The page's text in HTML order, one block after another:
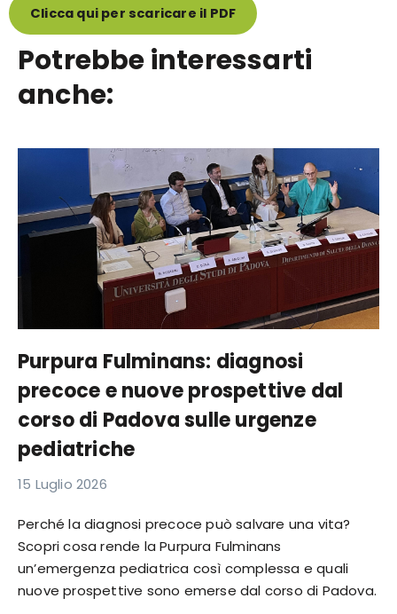
Clicca qui per scaricare il PDF
Potrebbe interessarti
anche:
Purpura Fulminans: diagnosi
precoce e nuove prospettive dal
corso di Padova sulle urgenze
pediatriche
15 Luglio 2026
Perché la diagnosi precoce può salvare una vita?
Scopri cosa rende la Purpura Fulminans
un’emergenza pediatrica così complessa e quali
nuove prospettive sono emerse dal corso di Padova.